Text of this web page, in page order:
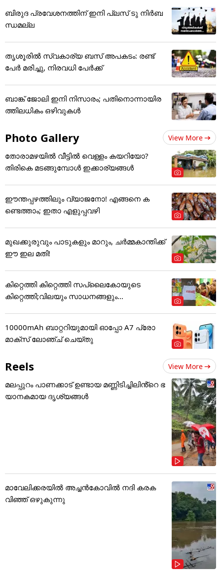
ബിരുദ പ്രവേശനത്തിന് ഇനി പ്ലസ് ടു നിർബ
ന്ധമല്ല
തൃശൂരിൽ സ്വകാര്യ ബസ് അപകടം: രണ്ട്
പേർ മരിച്ചു, നിരവധി പേർക്ക്
ബാങ്ക് ജോലി ഇനി നിസാരം; പതിനൊന്നായിര
ത്തിലധികം ഒഴിവുകൾ
Photo Gallery View More
തോരാമഴയിൽ വീട്ടിൽ വെള്ളം കയറിയോ?
തിരികെ മടങ്ങുമ്പോൾ ഇക്കാര്യങ്ങൾ
ഈന്തപ്പഴത്തിലും വ്യാജനോ! എങ്ങനെ ക
ണ്ടെത്താം; ഇതാ എളുപ്പവഴി
മുഖക്കുരുവും പാടുകളും മാറും, ചർമ്മകാന്തിക്ക്
ഈ ഇല മതി!
കിറ്റെത്തി കിറ്റെത്തി സപ്ലൈകോയുടെ
കിറ്റെത്തി;വിലയും സാധനങ്ങളും...
10000mAh ബാറ്ററിയുമായി ഓപ്പോ A7 പ്രോ
മാക്സ് ലോഞ്ച് ചെയ്തു
Reels View More
മലപ്പുറം പാണക്കാട് ഉണ്ടായ മണ്ണിടിച്ചിലിൻ്റെ ഭ
യാനകമായ ദൃശ്യങ്ങൾ
മാവേലിക്കരയിൽ അച്ചൻകോവിൽ നദി കരക
വിഞ്ഞ് ഒഴുകുന്നു